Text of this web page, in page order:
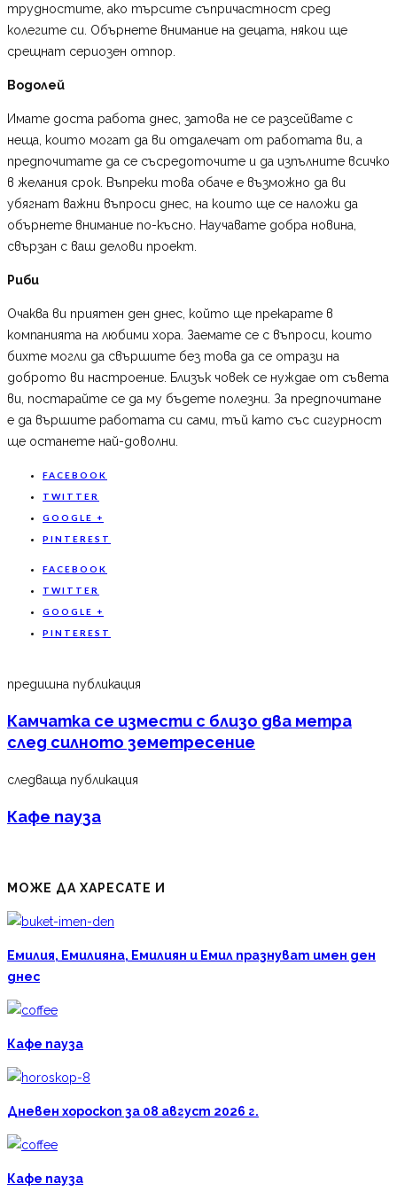
трудностите, ако търсите съпричастност сред
колегите си. Обърнете внимание на децата, някои ще
срещнат сериозен отпор.
Водолей
Имате доста работа днес, затова не се разсейвате с
неща, които могат да ви отдалечат от работата ви, а
предпочитате да се съсредоточите и да изпълните всичко
в желания срок. Въпреки това обаче е възможно да ви
убягнат важни въпроси днес, на които ще се наложи да
обърнете внимание по-късно. Научавате добра новина,
свързан с ваш делови проект.
Риби
Очаква ви приятен ден днес, който ще прекарате в
компанията на любими хора. Заемате се с въпроси, които
бихте могли да свършите без това да се отрази на
доброто ви настроение. Близък човек се нуждае от съвета
ви, постарайте се да му бъдете полезни. За предпочитане
е да вършите работата си сами, тъй като със сигурност
ще останете най-доволни.
FACEBOOK
TWITTER
GOOGLE +
PINTEREST
FACEBOOK
TWITTER
GOOGLE +
PINTEREST
предишна публикация
Камчатка се измести с близо два метра
след силното земетресение
следваща публикация
Кафе пауза
МОЖЕ ДА ХАРЕСАТЕ И
Емилия, Емилияна, Емилиян и Емил празнуват имен ден
днес
Кафе пауза
Дневен хороскоп за 08 август 2026 г.
Кафе пауза